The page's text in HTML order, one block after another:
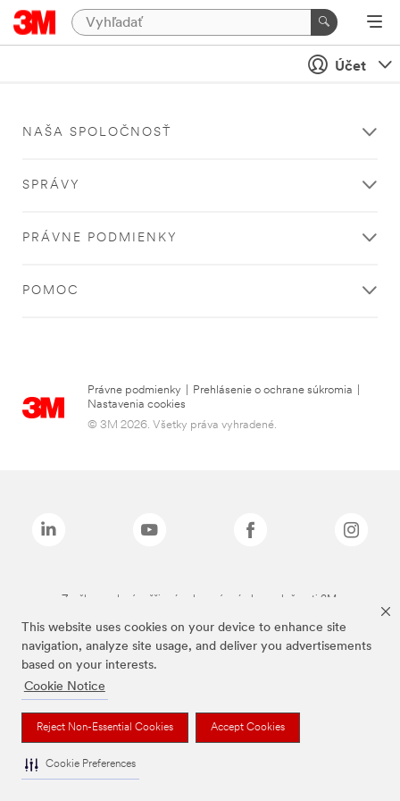
This website uses cookies on your device to enhance site
navigation, analyze site usage, and deliver you advertisements
based on your interests.
Cookie Notice
Reject Non-Essential Cookies Accept Cookies
Cookie Preferences
Účet
NAŠA SPOLOČNOSŤ
SPRÁVY
PRÁVNE PODMIENKY
POMOC
Právne podmienky Prehlásenie o ochrane súkromia
Nastavenia cookies
© 3M 2026. Všetky práva vyhradené.
Značky uvedené vyššie sú ochranné známky spoločnosti 3M.